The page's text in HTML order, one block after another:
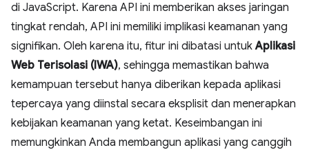
di JavaScript. Karena API ini memberikan akses jaringan
tingkat rendah, API ini memiliki implikasi keamanan yang
signifikan. Oleh karena itu, fitur ini dibatasi untukAplikasi
Web Terisolasi (IWA), sehingga memastikan bahwa
kemampuan tersebut hanya diberikan kepada aplikasi
tepercaya yang diinstal secara eksplisit dan menerapkan
kebijakan keamanan yang ketat. Keseimbangan ini
memungkinkan Anda membangun aplikasi yang canggih